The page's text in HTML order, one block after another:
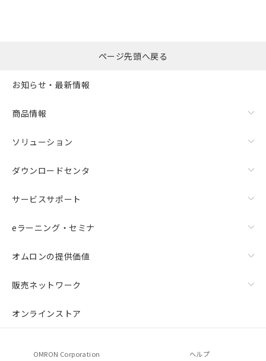
ページ先頭へ戻る
お知らせ・最新情報
商品情報
ソリューション
ダウンロードセンタ
サービスサポート
eラーニング・セミナ
オムロンの提供価値
販売ネットワーク
オンラインストア
OMRON Corporation ヘルプ